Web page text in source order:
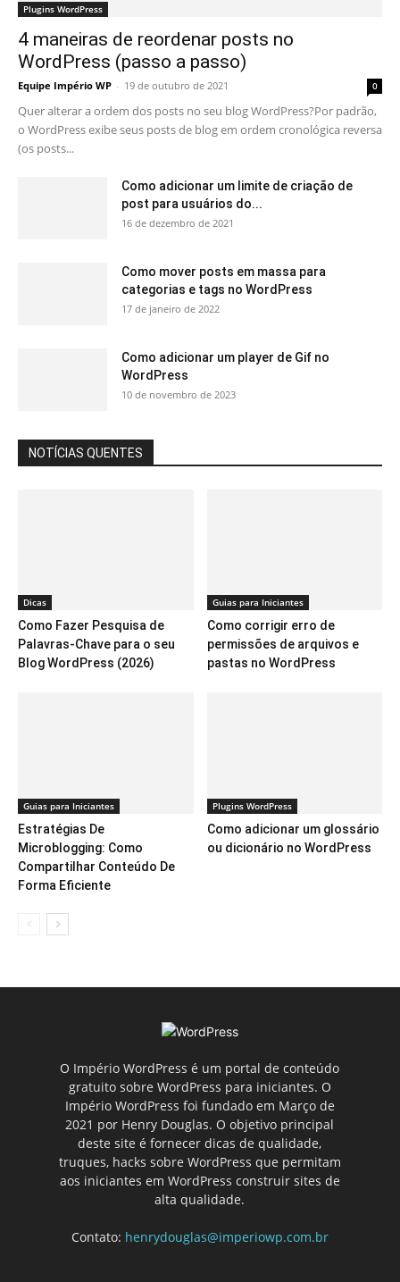
Plugins WordPress
4 maneiras de reordenar posts no
WordPress (passo a passo)
Equipe Império WP - 19 de outubro de 2021 0
Quer alterar a ordem dos posts no seu blog WordPress?Por padrão,
o WordPress exibe seus posts de blog em ordem cronológica reversa
(os posts...
Como adicionar um limite de criação de
post para usuários do...
16 de dezembro de 2021
Como mover posts em massa para
categorias e tags no WordPress
17 de janeiro de 2022
Como adicionar um player de Gif no
WordPress
10 de novembro de 2023
NOTÍCIAS QUENTES
Dicas
Como Fazer Pesquisa de
Palavras-Chave para o seu
Blog WordPress (2026)
Guias para Iniciantes
Como corrigir erro de
permissões de arquivos e
pastas no WordPress
Guias para Iniciantes
Estratégias De
Microblogging: Como
Compartilhar Conteúdo De
Forma Eficiente
Plugins WordPress
Como adicionar um glossário
ou dicionário no WordPress
O Império WordPress é um portal de conteúdo
gratuito sobre WordPress para iniciantes. O
Império WordPress foi fundado em Março de
2021 por Henry Douglas. O objetivo principal
deste site é fornecer dicas de qualidade,
truques, hacks sobre WordPress que permitam
aos iniciantes em WordPress construir sites de
alta qualidade.
Contato: henrydouglas@imperiowp.com.br